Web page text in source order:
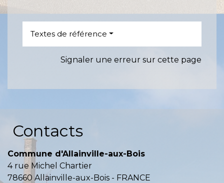
Textes de référence
Signaler une erreur sur cette page
Contacts
Commune d'Allainville-aux-Bois
4 rue Michel Chartier
78660 Allainville-aux-Bois - FRANCE